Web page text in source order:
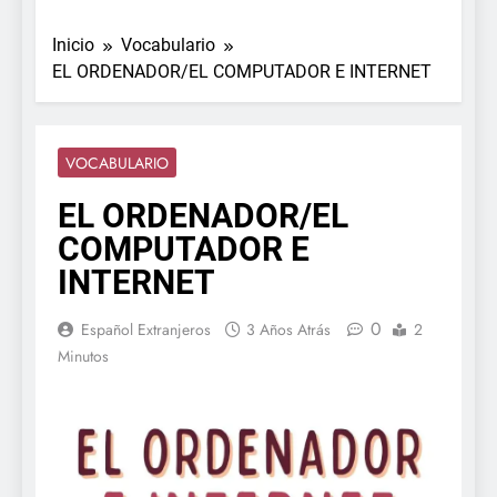
Inicio
Vocabulario
EL ORDENADOR/EL COMPUTADOR E INTERNET
VOCABULARIO
EL ORDENADOR/EL
COMPUTADOR E
INTERNET
Español Extranjeros 3 Años Atrás 0
2
Minutos